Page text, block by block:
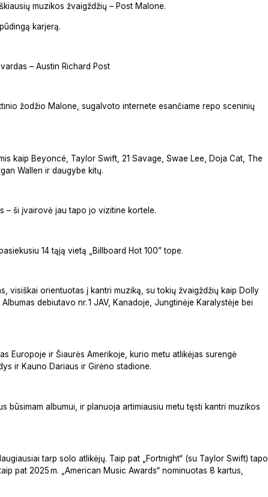
muzikos žvaigždžių – Post Malone.
karjerą.
– Austin Richard Post
žodžio Malone, sugalvoto internete esančiame repo sceninių
kaip Beyoncé, Taylor Swift, 21 Savage, Swae Lee, Doja Cat, The
Wallen ir daugybe kitų.
– ši įvairovė jau tapo jo vizitine kortele.
14 tąją vietą „Billboard Hot 100” tope.
visiškai orientuotas į kantri muziką, su tokių žvaigždžių kaip Dolly
debiutavo nr. 1 JAV, Kanadoje, Jungtinėje Karalystėje bei
Europoje ir Šiaurės Amerikoje, kurio metu atlikėjas surengė
ir Kauno Dariaus ir Girėno stadione.
būsimam albumui, ir planuoja artimiausiu metu tęsti kantri muzikos
tarp solo atlikėjų. Taip pat „Fortnight“ (su Taylor Swift) tapo
pat 2025 m. „American Music Awards“ nominuotas 8 kartus,